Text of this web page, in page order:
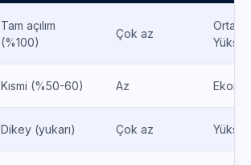
Tam açılım
(%100)
Çok az
Orta-
Yüksek
Kısmi (%50-60) Az
Dikey (yukarı) Çok az Yüksek